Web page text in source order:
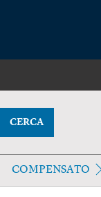
CERCA
COMPENSATO